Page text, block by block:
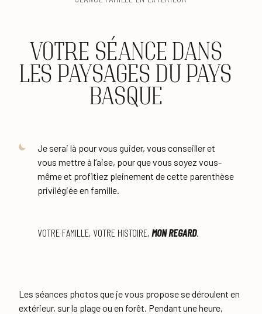
VOTRE SÉANCE DANS
LES PAYSAGES DU PAYS
BASQUE
Je serai là pour vous guider, vous conseiller et
vous mettre à l’aise, pour que vous soyez vous-
même et profitiez pleinement de cette parenthèse
privilégiée en famille.
VOTRE FAMILLE, VOTRE HISTOIRE,MON REGARD.
Les séances photos que je vous propose se déroulent en
extérieur, sur la plage ou en forêt. Pendant une heure,